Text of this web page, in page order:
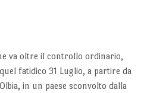
va oltre il controllo ordinario,
fatidico 31 Luglio, a partire da
in un paese sconvolto dalla